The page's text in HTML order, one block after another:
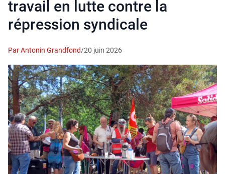
travail en lutte contre la
répression syndicale
Par Antonin Grandfond/20 juin 2026